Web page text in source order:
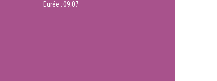
Durée : 09:07